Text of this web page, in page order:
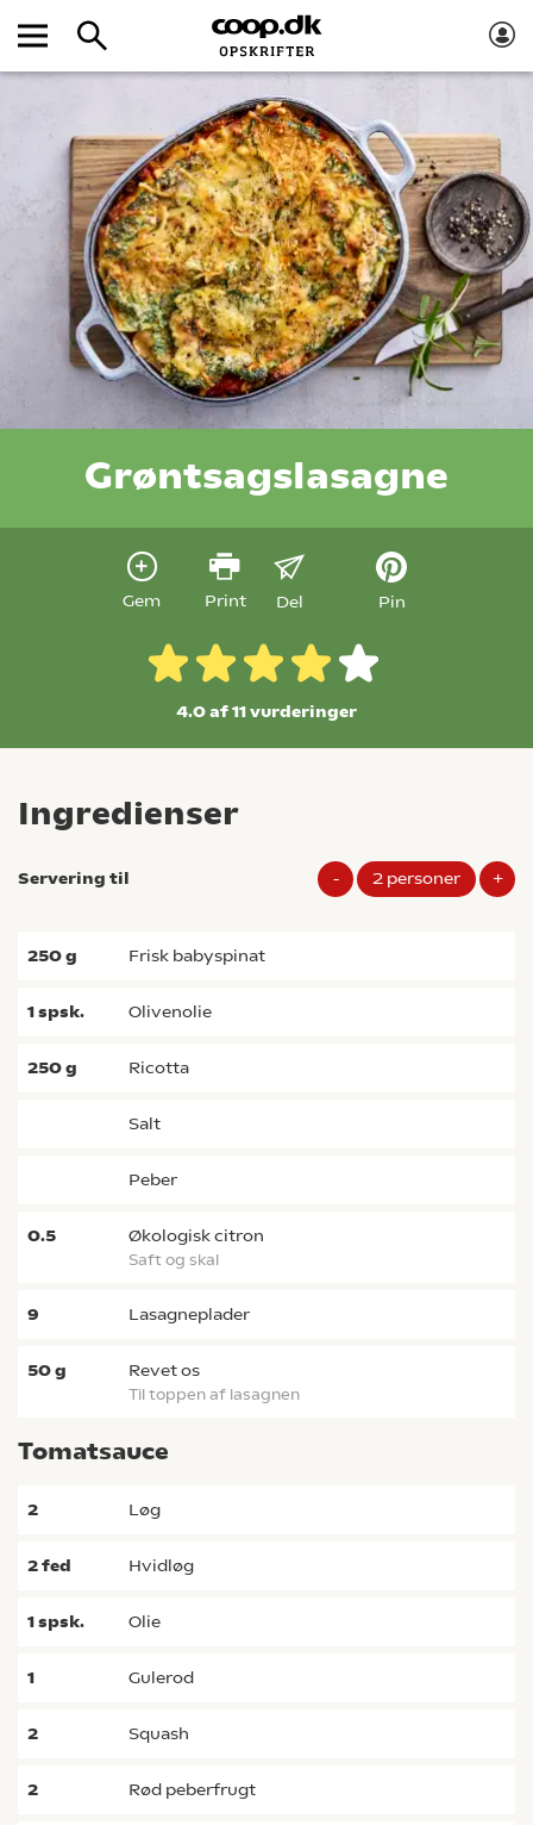
Grøntsagslasagne
Gem Print Del Pin
4.0 af 11vurderinger
Ingredienser
Servering til - 2 personer +
250g frisk babyspinat
1spsk. olivenolie
250g ricotta
salt
peber
0.5 økologisk citron
saft og skal
9 lasagneplader
50g revet os
til toppen af lasagnen
Tomatsauce
2 løg
2fed hvidløg
1spsk. olie
1 gulerod
2 squash
2 rød peberfrugt